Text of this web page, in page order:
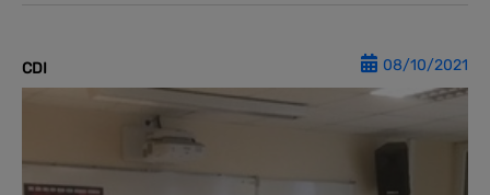
CDI 08/10/2021